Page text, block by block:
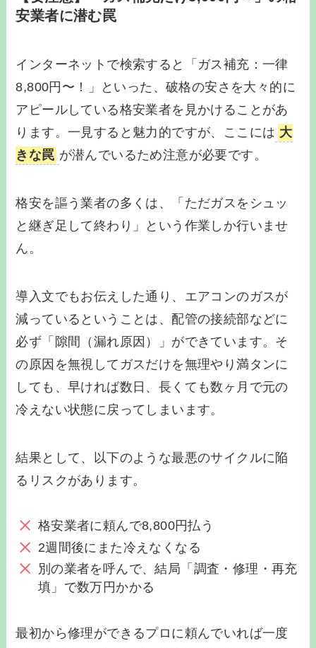
安業者に潜む罠
インターネットで検索すると「ガス補充：一律
8,800円〜！」といった、破格の安さを大々的に
アピールしている格安業者を見かけることがあ
ります。一見すると魅力的ですが、ここには 大
きな罠 が潜んでいるため注意が必要です。
格安を謳う業者の多くは、「ただガスをシュッ
と継ぎ足して終わり」という作業しか行いませ
ん。
導入文でもお伝えした通り、エアコンのガスが
減っているということは、配管の接続部などに
必ず「隙間（漏れ原因）」ができています。そ
の原因を無視してガスだけを無理やり満タンに
しても、早ければ数日、長くても数ヶ月で元の
冷えない状態に戻ってしまいます。
結果として、以下のような最悪のサイクルに陥
るリスクがあります。
格安業者に頼んで8,800円払う
2週間後にまた冷えなくなる
別の業者を呼んで、結局「調査・修理・再充
填」で数万円かかる
最初から修理ができるプロに頼んでいれば一度